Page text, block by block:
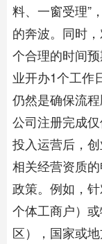
料、一窗受理”
的奔波。同时
个合理的时间
业开办1个工作
仍然是确保流程
公司注册完成
投入运营后，
相关经营资质
政策。例如，
个体工商户）
区），国家或